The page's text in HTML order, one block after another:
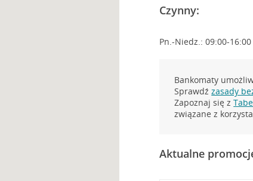
Czynny:
Pn.-Niedz.: 09:00-16:00
Bankomaty
Sprawdźzasady
Zapoznaj się z
związane z
Aktualne